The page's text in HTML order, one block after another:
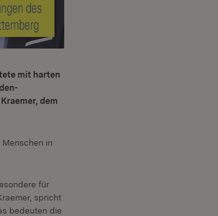
mit harten
dem
in
für
Fenster)
spricht
bedeuten die